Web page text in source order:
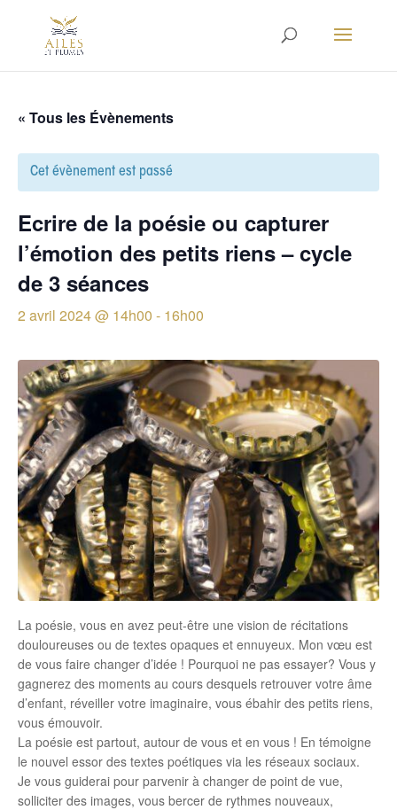
« Tous les Évènements
Cet évènement est passé
Ecrire de la poésie ou capturer
l’émotion des petits riens – cycle
de 3 séances
2 avril 2024 @ 14h00 - 16h00
La poésie, vous en avez peut-être une vision de récitations
douloureuses ou de textes opaques et ennuyeux. Mon vœu est
de vous faire changer d’idée ! Pourquoi ne pas essayer? Vous y
gagnerez des moments au cours desquels retrouver votre âme
d’enfant, réveiller votre imaginaire, vous ébahir des petits riens,
vous émouvoir.
La poésie est partout, autour de vous et en vous ! En témoigne
le nouvel essor des textes poétiques via les réseaux sociaux.
Je vous guiderai pour parvenir à changer de point de vue,
solliciter des images, vous bercer de rythmes nouveaux,